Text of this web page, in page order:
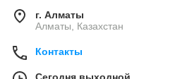
г. Алматы
Алматы, Казахстан
Контакты